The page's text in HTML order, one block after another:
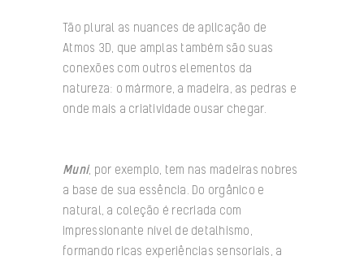
Tão plural as nuances de aplicação de
Atmos 3D, que amplas também são suas
conexões com outros elementos da
natureza: o mármore, a madeira, as pedras e
onde mais a criatividade ousar chegar.
Muni, por exemplo, tem nas madeiras nobres
a base de sua essência. Do orgânico e
natural, a coleção é recriada com
impressionante nível de detalhismo,
formando ricas experiências sensoriais, a